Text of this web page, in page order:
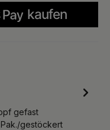
gefast
Pak./gestöckert